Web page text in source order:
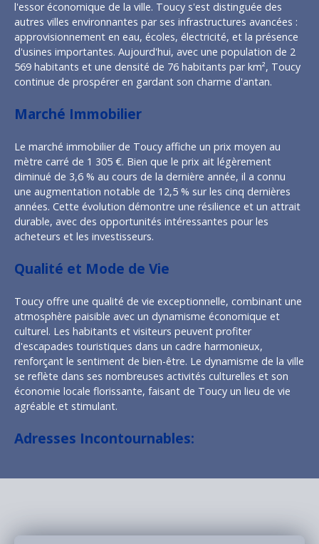
l'essor économique de la ville. Toucy s'est distinguée des
autres villes environnantes par ses infrastructures avancées :
approvisionnement en eau, écoles, électricité, et la présence
d'usines importantes. Aujourd'hui, avec une population de 2
569 habitants et une densité de 76 habitants par km², Toucy
continue de prospérer en gardant son charme d'antan.
Marché Immobilier
Le marché immobilier de Toucy affiche un prix moyen au
mètre carré de 1 305 €. Bien que le prix ait légèrement
diminué de 3,6 % au cours de la dernière année, il a connu
une augmentation notable de 12,5 % sur les cinq dernières
années. Cette évolution démontre une résilience et un attrait
durable, avec des opportunités intéressantes pour les
acheteurs et les investisseurs.
Qualité et Mode de Vie
Toucy offre une qualité de vie exceptionnelle, combinant une
atmosphère paisible avec un dynamisme économique et
culturel. Les habitants et visiteurs peuvent profiter
d'escapades touristiques dans un cadre harmonieux,
renforçant le sentiment de bien-être. Le dynamisme de la ville
se reflète dans ses nombreuses activités culturelles et son
économie locale florissante, faisant de Toucy un lieu de vie
agréable et stimulant.
Adresses Incontournables: